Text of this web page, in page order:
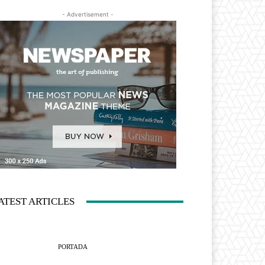
- Advertisement -
ARTICLES
PORTADA